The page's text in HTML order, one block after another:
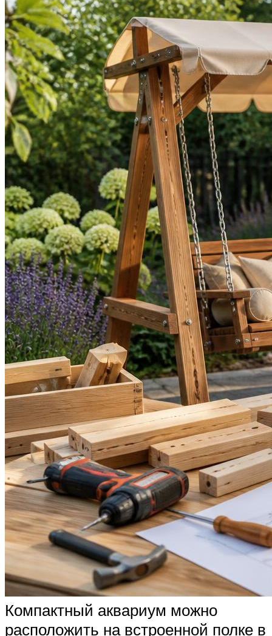
Компактный аквариум можно
расположить на встроенной полке в